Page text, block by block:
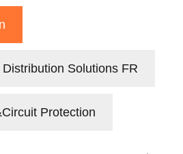
Solutions FR
Protection